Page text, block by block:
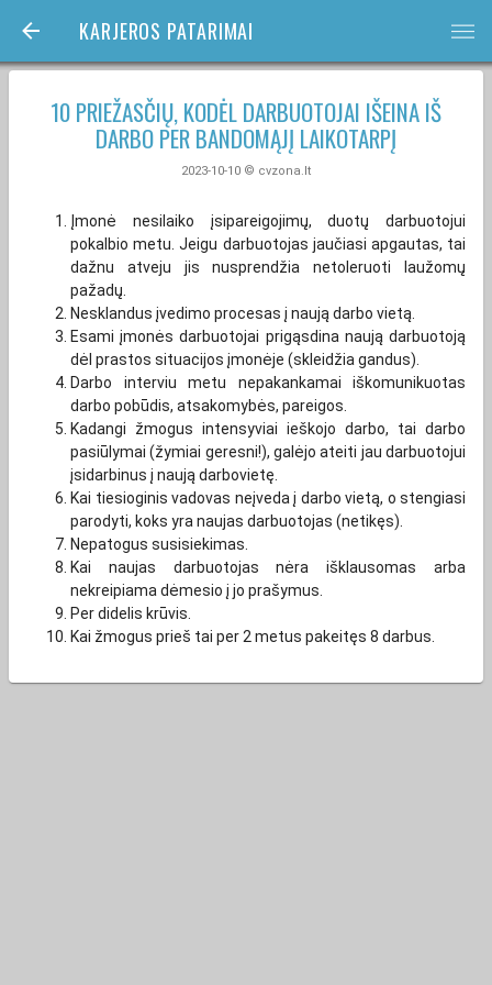
KARJEROS PATARIMAI bars
10 PRIEŽASČIŲ, KODĖL DARBUOTOJAI IŠEINA IŠ
DARBO PER BANDOMĄJĮ LAIKOTARPĮ
2023-10-10 © cvzona.lt
Įmonė nesilaiko įsipareigojimų, duotų darbuotojui
pokalbio metu. Jeigu darbuotojas jaučiasi apgautas, tai
dažnu atveju jis nusprendžia netoleruoti laužomų
pažadų.
Nesklandus įvedimo procesas į naują darbo vietą.
Esami įmonės darbuotojai prigąsdina naują darbuotoją
dėl prastos situacijos įmonėje (skleidžia gandus).
Darbo interviu metu nepakankamai iškomunikuotas
darbo pobūdis, atsakomybės, pareigos.
Kadangi žmogus intensyviai ieškojo darbo, tai darbo
pasiūlymai (žymiai geresni!), galėjo ateiti jau darbuotojui
įsidarbinus į naują darbovietę.
Kai tiesioginis vadovas neįveda į darbo vietą, o stengiasi
parodyti, koks yra naujas darbuotojas (netikęs).
Nepatogus susisiekimas.
Kai naujas darbuotojas nėra išklausomas arba
nekreipiama dėmesio į jo prašymus.
Per didelis krūvis.
Kai žmogus prieš tai per 2 metus pakeitęs 8 darbus.